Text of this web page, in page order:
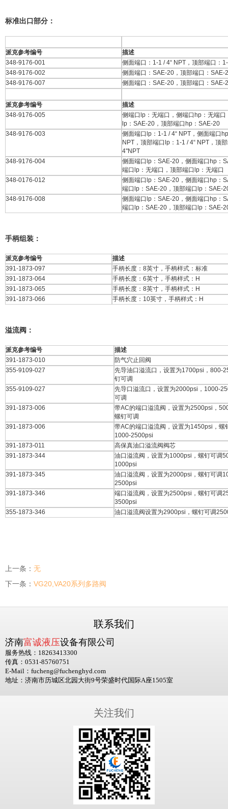
标准出口部分：
派克参考编号
描述
348-9176-001
侧面端口：1-1 / 4“ NPT，顶部端口：
348-9176-002
侧面端口：SAE-20，顶部端口：SAE-
348-9176-007
侧面端口：SAE-20，顶部端口：SAE-
派克参考编号
描述
348-9176-005
侧端口lp：无端口，侧端口hp：无端口
lp：SAE-20，顶部端口hp：SAE-20
348-9176-003
侧面端口lp：1-1 / 4“ NPT，侧面端口
NPT，顶部端口lp：1-1 / 4“ NPT，顶
4''NPT
348-9176-004
侧面端口lp：SAE-20，侧面端口hp：
端口lp：无端口，顶部端口lp：无端口
348-0176-012
侧面端口lp：SAE-20，侧面端口hp：
端口lp：SAE-20，顶部端口lp：SAE-
348-9176-008
侧面端口lp：SAE-20，侧面端口hp：
端口lp：SAE-20，顶部端口lp：SAE-
手柄组装：
派克参考编号
描述
391-1873-097
手柄长度：8英寸，手柄样式：标准
391-1873-064
手柄长度：6英寸，手柄样式：H
391-1873-065
手柄长度：8英寸，手柄样式：H
391-1873-066
手柄长度：10英寸，手柄样式：H
溢流阀：
派克参考编号
描述
391-1873-010
防气穴止回阀
355-9109-027
先导油口溢流口，设置为1700psi，800-
钉可调
355-9109-027
先导口溢流口，设置为2000psi，1000-
可调
391-1873-006
带AC的端口溢流阀，设置为2500psi，
螺钉可调
391-1873-006
带AC的端口溢流阀，设置为1450psi，螺
1000-2500psi
391-1873-011
高保真油口溢流阀阀芯
391-1873-344
油口溢流阀，设置为1000psi，螺钉可调
1000psi
391-1873-345
油口溢流阀，设置为2000psi，螺钉可调
2500psi
391-1873-346
端口溢流阀，设置为2500psi，螺钉可调
3500psi
355-1873-346
油口溢流阀设置为2900psi，螺钉可调
上一条： 无
下一条： VG20,VA20系列多路阀
联系我们
济南富诚液压设备有限公司
服务热线：18263413300
传真：0531-85760751
E-Mail：fucheng@fuchenghyd.com
地址：济南市历城区北园大街9号荣盛时代国际A座1505室
关注我们